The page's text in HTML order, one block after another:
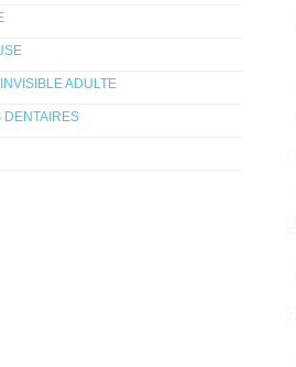
ADULTE
DENTAIRES